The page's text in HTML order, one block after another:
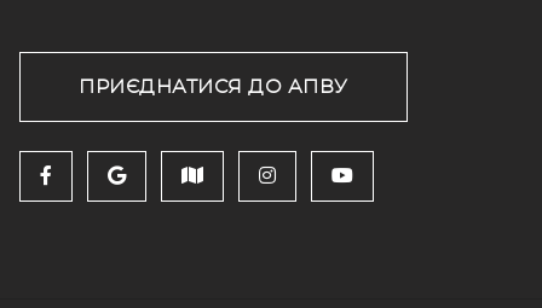
ПРИЄДНАТИСЯ ДО АПВУ